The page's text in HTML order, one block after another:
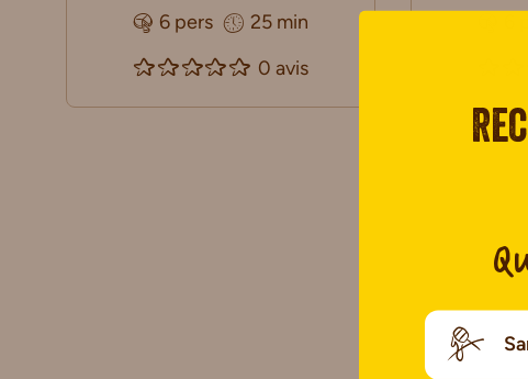
6 pers
25 min
0 avis